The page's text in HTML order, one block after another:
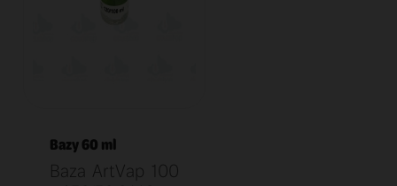
Bazy 60 ml
Baza ArtVap 100